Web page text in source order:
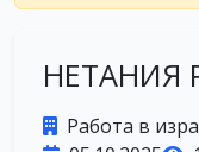
НЕТАНИЯ
Работа в